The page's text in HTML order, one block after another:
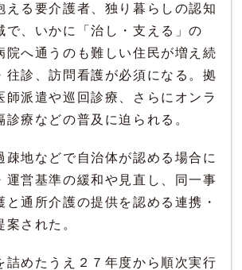
える要介護者、独り暮らしの認知
で、いかに「治し・支える」の
院へ通うのも難しい住民が増え続
往診、訪問看護が必須になる。拠
師派遣や巡回診療、さらにオンラ
診療などの普及に迫られる。
疎地などで自治体が認める場合に
運営基準の緩和や見直し、同一事
と通所介護の提供を認める連携・
された。
詰めたうえ２７年度から順次実行